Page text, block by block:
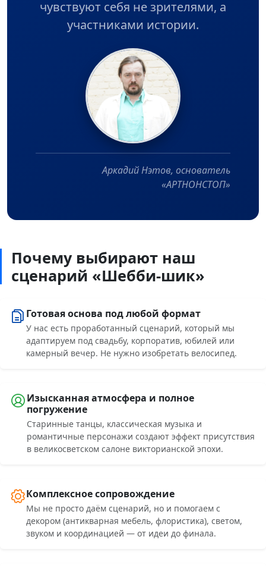
чувствуют себя не зрителями, а
участниками истории.
Аркадий Нэтов, основатель
«АРТНОНСТОП»
Почему выбирают наш
сценарий «Шебби-шик»
Готовая основа под любой формат
У нас есть проработанный сценарий, который мы
адаптируем под свадьбу, корпоратив, юбилей или
камерный вечер. Не нужно изобретать велосипед.
Изысканная атмосфера и полное
погружение
Старинные танцы, классическая музыка и
романтичные персонажи создают эффект присутствия
в великосветском салоне викторианской эпохи.
Комплексное сопровождение
Мы не просто даём сценарий, но и помогаем с
декором (антикварная мебель, флористика), светом,
звуком и координацией — от идеи до финала.